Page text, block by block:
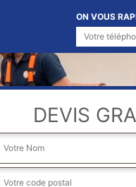
ON VOUS
DEVIS